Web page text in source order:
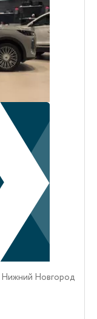
Нижний Новгород